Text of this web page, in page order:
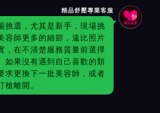
精品舒壓專業客服
挑選，尤其是新手，現場挑
容師更多的細節，遠比照片
，在不清楚服務質量前選擇
如果沒有遇到自己喜歡的類
求更換下一批美容師，或者
離開。